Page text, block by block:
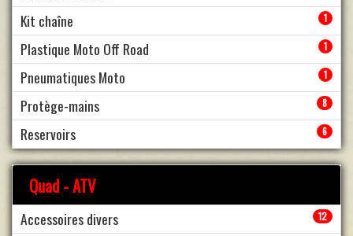
Kit chaîne 1
Plastique Moto Off Road 1
Pneumatiques Moto 1
Protège-mains 8
Reservoirs 6
Quad - ATV
Accessoires divers 12